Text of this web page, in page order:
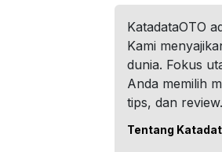
KatadataOTO
Kami
dunia. Fokus
Anda memilih
tips, dan review.
Tentang